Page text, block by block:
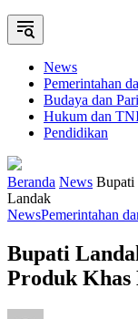
News
Pemerintahan
Budaya dan
Hukum dan
Pendidikan
Beranda News Bupati
Landak
NewsPemerintahan
Bupati
Produk Khas